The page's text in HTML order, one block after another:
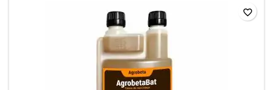
favorite_border